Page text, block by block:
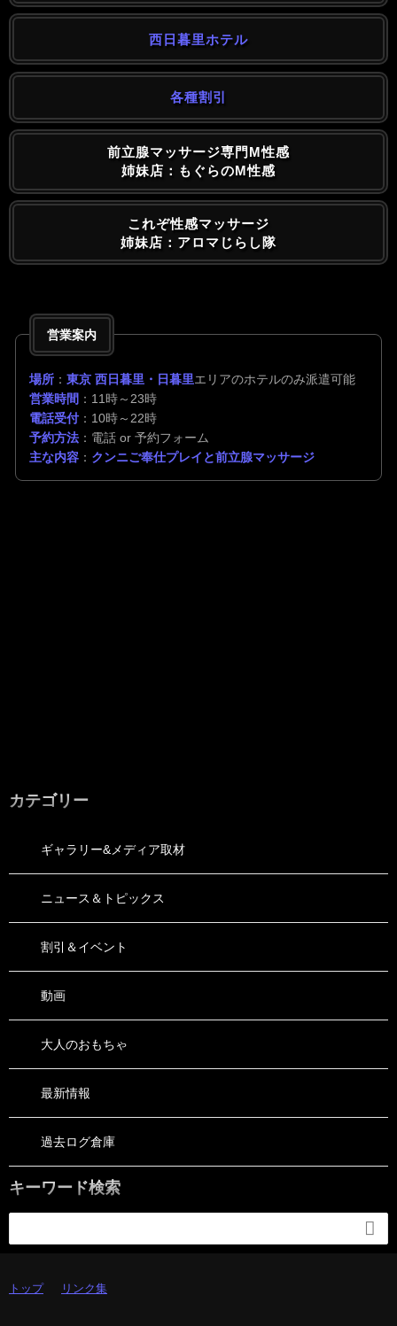
西日暮里ホテル
各種割引
前立腺マッサージ専門M性感
姉妹店：もぐらのM性感
これぞ性感マッサージ
姉妹店：アロマじらし隊
営業案内
場所 ： 東京 西日暮里・日暮里エリアのホテルのみ派遣可能
営業時間 ：11時～23時
電話受付：10時～22時
予約方法 ：電話 or 予約フォーム
主な内容 ： クンニご奉仕プレイと前立腺マッサージ
カテゴリー
ギャラリー&メディア取材
ニュース＆トピックス
割引＆イベント
動画
大人のおもちゃ
最新情報
過去ログ倉庫
キーワード検索

トップ リンク集